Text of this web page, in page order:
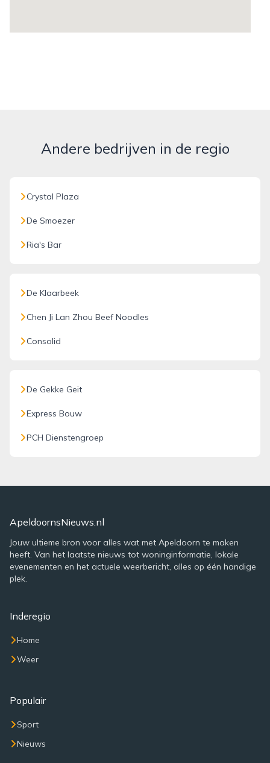
Andere bedrijven in de regio
Crystal Plaza
De Smoezer
Ria's Bar
De Klaarbeek
Chen Ji Lan Zhou Beef Noodles
Consolid
De Gekke Geit
Express Bouw
PCH Dienstengroep
ApeldoornsNieuws.nl
Jouw ultieme bron voor alles wat met Apeldoorn te maken
heeft. Van het laatste nieuws tot woninginformatie, lokale
evenementen en het actuele weerbericht, alles op één handige
plek.
Inderegio
Home
Weer
Populair
Sport
Nieuws